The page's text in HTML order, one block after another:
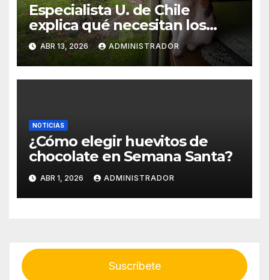
Especialista U. de Chile
explica qué necesitan los
gatos indoor para vivir mejor
ABR 13, 2026 ADMINISTRADOR
NOTICIAS
¿Cómo elegir huevitos de
chocolate en Semana Santa?
ABR 1, 2026 ADMINISTRADOR
Suscríbete